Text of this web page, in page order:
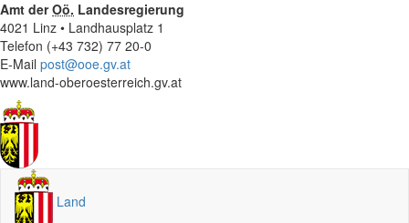
Amt derOö. Landesregierung
4021 Linz • Landhausplatz 1
Telefon (+43 732) 77 20-0
E-Mail post@ooe.gv.at
www.land-oberoesterreich.gv.at
Land